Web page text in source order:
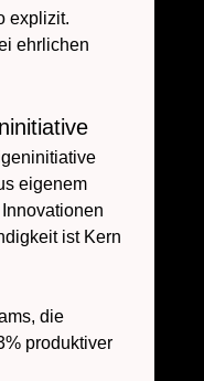
explizit.
ehrlichen
eigenem
ist Kern
die
produktiver